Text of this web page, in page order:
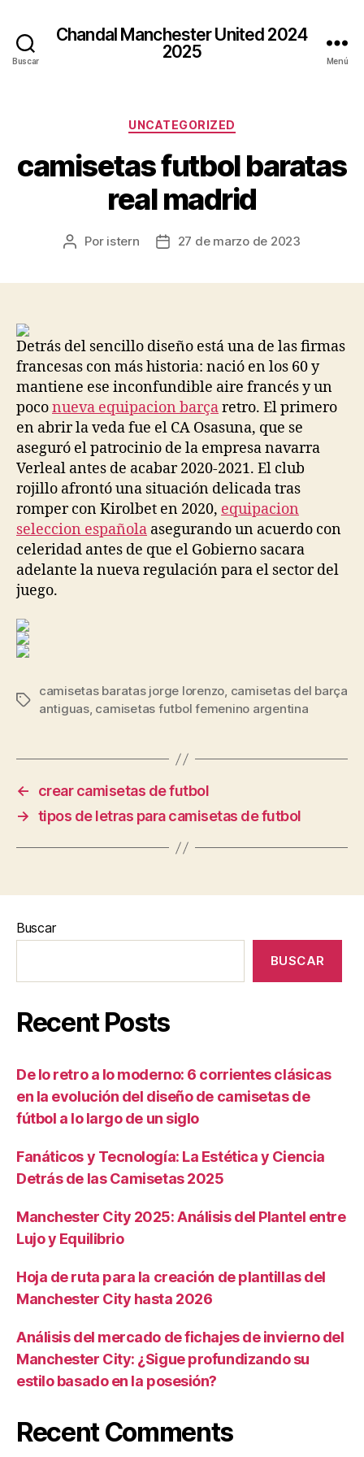
Buscar
Chandal Manchester United 2024
2025
Menú
Categorías
UNCATEGORIZED
camisetas futbol baratas
real madrid
Autor
Por istern
Fecha27 de marzo de 2023
Detrás del sencillo diseño está una de las firmas
francesas con más historia: nació en los 60 y
mantiene ese inconfundible aire francés y un
poconueva equipacion barçaretro. El primero
en abrir la veda fue el CA Osasuna, que se
aseguró el patrocinio de la empresa navarra
Verleal antes de acabar 2020-2021. El club
rojillo afrontó una situación delicada tras
romper con Kirolbet en 2020, equipacion
seleccion española asegurando un acuerdo con
celeridad antes de que el Gobierno sacara
adelante la nueva regulación para el sector del
juego.
Etiquetas
camisetas baratas jorge lorenzo, camisetas del barça
antiguas, camisetas futbol femenino argentina
←
crear camisetas de futbol
→ tipos de letras para camisetas de futbol
Buscar
BUSCAR
Recent Posts
De lo retro a lo moderno: 6 corrientes clásicas
en la evolución del diseño de camisetas de
fútbol a lo largo de un siglo
Fanáticos y Tecnología: La Estética y Ciencia
Detrás de las Camisetas 2025
Manchester City 2025: Análisis del Plantel entre
Lujo y Equilibrio
Hoja de ruta para la creación de plantillas del
Manchester City hasta 2026
Análisis del mercado de fichajes de invierno del
Manchester City: ¿Sigue profundizando su
estilo basado en la posesión?
Recent Comments